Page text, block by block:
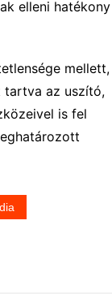
elleni hatékony
mellett,
tartva az uszító,
is fel